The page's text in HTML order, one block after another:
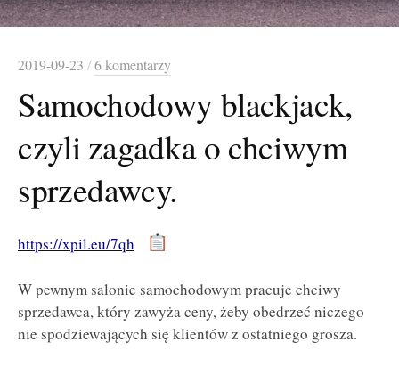
2019-09-23 /6 komentarzy
Samochodowy blackjack,
czyli zagadka o chciwym
sprzedawcy.
https://xpil.eu/7qh
W pewnym salonie samochodowym pracuje chciwy
sprzedawca, który zawyża ceny, żeby obedrzeć niczego
nie spodziewających się klientów z ostatniego grosza.